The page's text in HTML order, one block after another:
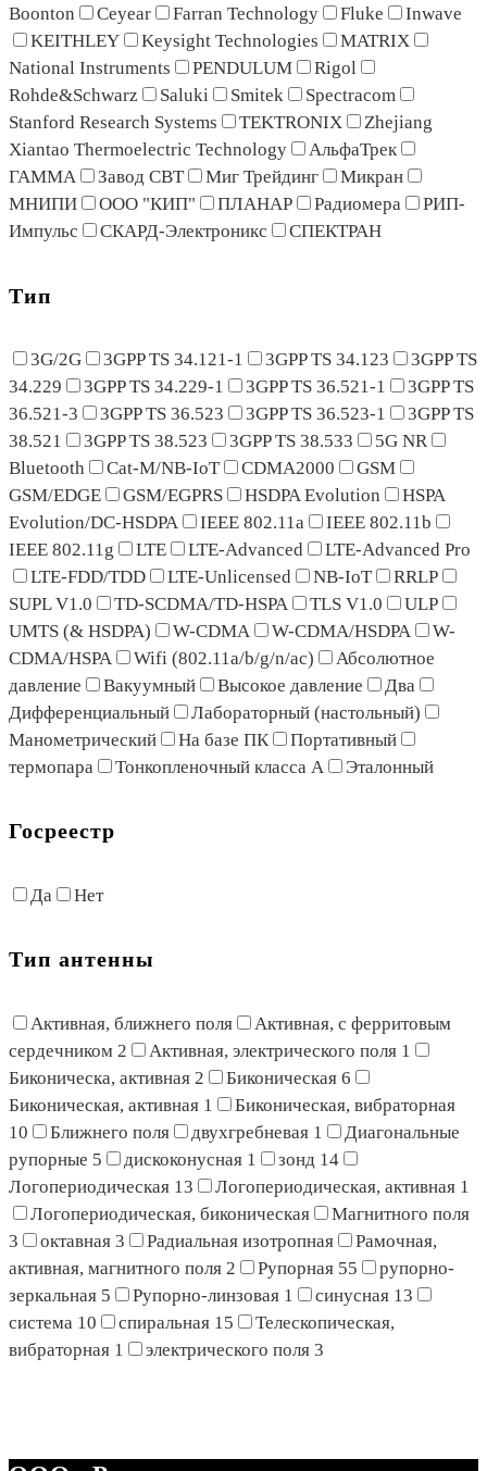
Boonton
Ceyear Farran Technology Fluke
Inwave
KEITHLEY
Keysight Technologies
MATRIX
National Instruments
PENDULUM
Rigol
Rohde&Schwarz
Saluki Smitek
Spectracom
Stanford Research Systems
TEKTRONIX
Zhejiang
Xiantao Thermoelectric Technology
АльфаТрек
ГАММА
Завод СВТ Миг Трейдинг
Микран
МНИПИ
ООО "КИП" ПЛАНАР Радиомера
РИП-
Импульс
СКАРД-Электроникс СПЕКТРАН
Тип
3G/2G 3GPP TS 34.121-1 3GPP TS 34.123
3GPP TS
34.229
3GPP TS 34.229-1 3GPP TS 36.521-1
3GPP TS
36.521-3
3GPP TS 36.523 3GPP TS 36.523-1
3GPP TS
38.521
3GPP TS 38.523 3GPP TS 38.533
5G NR
Bluetooth
Cat-M/NB-IoT CDMA2000
GSM
GSM/EDGE
GSM/EGPRS HSDPA Evolution
HSPA
Evolution/DC-HSDPA
IEEE 802.11a
IEEE 802.11b
IEEE 802.11g
LTE LTE-Advanced
LTE-Advanced Pro
LTE-FDD/TDD
LTE-Unlicensed NB-IoT
RRLP
SUPL V1.0
TD-SCDMA/TD-HSPA TLS V1.0
ULP
UMTS (& HSDPA)
W-CDMA W-CDMA/HSDPA
W-
CDMA/HSPA
Wifi (802.11a/b/g/n/ac)
Абсолютное
давление
Вакуумный Высокое давление
Два
Дифференциальный
Лабораторный (настольный)
Манометрический
На базе ПК
Портативный
термопара
Тонкопленочный класса A Эталонный
Госреестр
Да Нет
Тип антенны
Активная, ближнего поля
Активная, с ферритовым
сердечником 2 Активная, электрического поля 1
Биконическа, активная 2 Биконическая 6
Биконическая, активная 1
Биконическая, вибраторная
10
Ближнего поля двухгребневая 1
Диагональные
рупорные 5 дискоконусная 1 зонд 14
Логопериодическая 13 Логопериодическая, активная 1
Логопериодическая, биконическая
Магнитного поля
3
октавная 3 Радиальная изотропная
Рамочная,
активная, магнитного поля 2 Рупорная 55
рупорно-
зеркальная 5 Рупорно-линзовая 1 синусная 13
система 10 спиральная 15
Телескопическая,
вибраторная 1 электрического поля 3